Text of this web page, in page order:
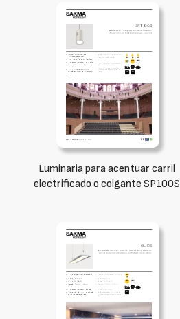
Luminaria para acentuar carril
electrificado o colgante SP100S